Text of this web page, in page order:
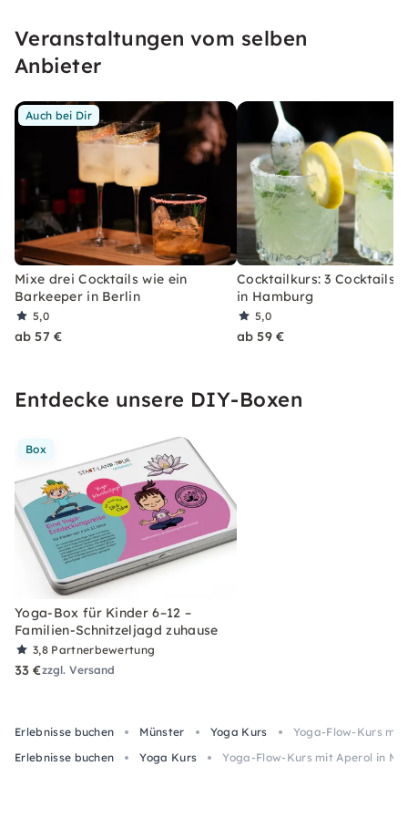
erleben, welches Du so schnell nicht vergessen
wirst.
Veranstaltungen vom selben
Anbieter
Auch bei Dir
Mixe drei Cocktails wie ein
Barkeeper in Berlin
5,0
ab 57 €
Cocktailkurs: 3 Cocktails
in Hamburg
5,0
ab 59 €
Entdecke unsere DIY-Boxen
Box
Yoga-Box für Kinder 6–12 –
Familien-Schnitzeljagd zuhause
3,8 Partnerbewertung
33 €zzgl. Versand
Erlebnisse buchen Münster Yoga Kurs
Yoga-Flow-Kurs mit
Erlebnisse buchen
Yoga Kurs Yoga-Flow-Kurs mit Aperol in